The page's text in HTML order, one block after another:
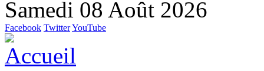
Samedi 08 Août 2026
Facebook TwitterYouTube